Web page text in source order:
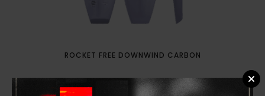
ROCKET FREE DOWNWIND CARBON
Nouveau